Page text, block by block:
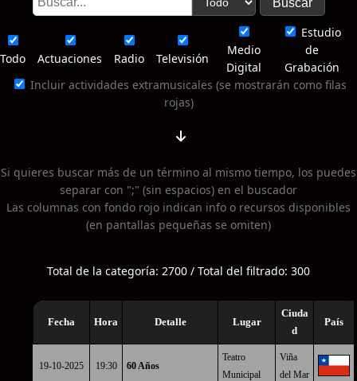
Todo Actuaciones Radio Televisión
Medio
Digital
Estudio
de
Grabación
Incluir actividades extramusicales (se mostrarán como filas
rojas)
Si quieres buscar más de un término al mismo tiempo, los puedes
separar con ";" (sin espacios) en el buscador
Las columnas con fondo rojo indican info o recursos disponibles
(en pantallas pequeñas se omiten)
Total de la categoría: 2700 / Total del filtrado: 300
Fecha Hora Detalle Lugar
Ciuda
d
País
19-10-2025 19:30 60 Años
Teatro
Municipal
Viña
del Mar